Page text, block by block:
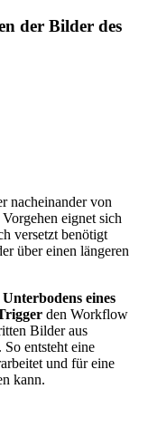
der Bilder des
nacheinander von
eignet sich
versetzt benötigt
über einen längeren
Unterbodens eines
den Workflow
Bilder aus
entsteht eine
und für eine
kann.